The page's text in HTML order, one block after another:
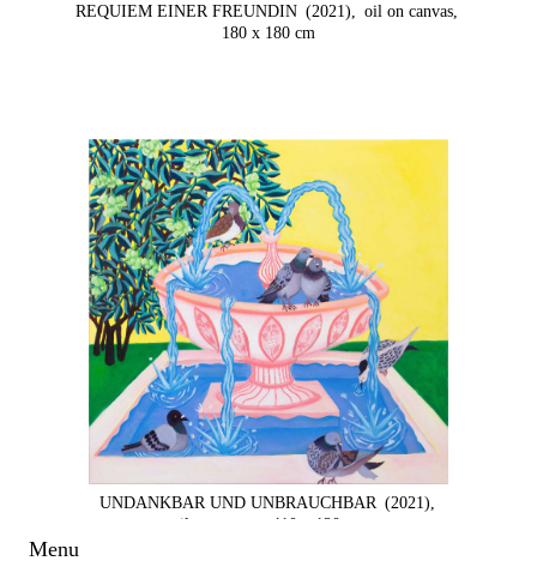
Menu
REQUIEM EINER FREUNDIN (2021), oil on canvas,
180 x 180 cm
UNDANKBAR UND UNBRAUCHBAR (2021),
oil on canvas,
110 x 120 cm